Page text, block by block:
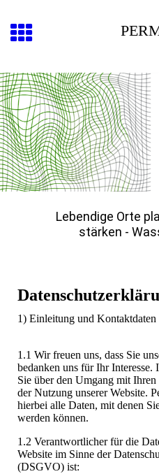
Lebendige Orte
stärken -
1) Einleitung und Kontaktdaten
1.1 Wir freuen uns, dass Sie
bedanken uns für Ihr
Sie über den Umgang mit
der Nutzung unserer Website.
hierbei alle Daten, mit denen
werden können.
1.2 Verantwortlicher für die
Website im Sinne der
(DSGVO) ist: